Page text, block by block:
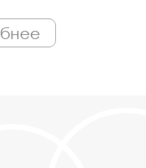
ЧПУ станками,
можете